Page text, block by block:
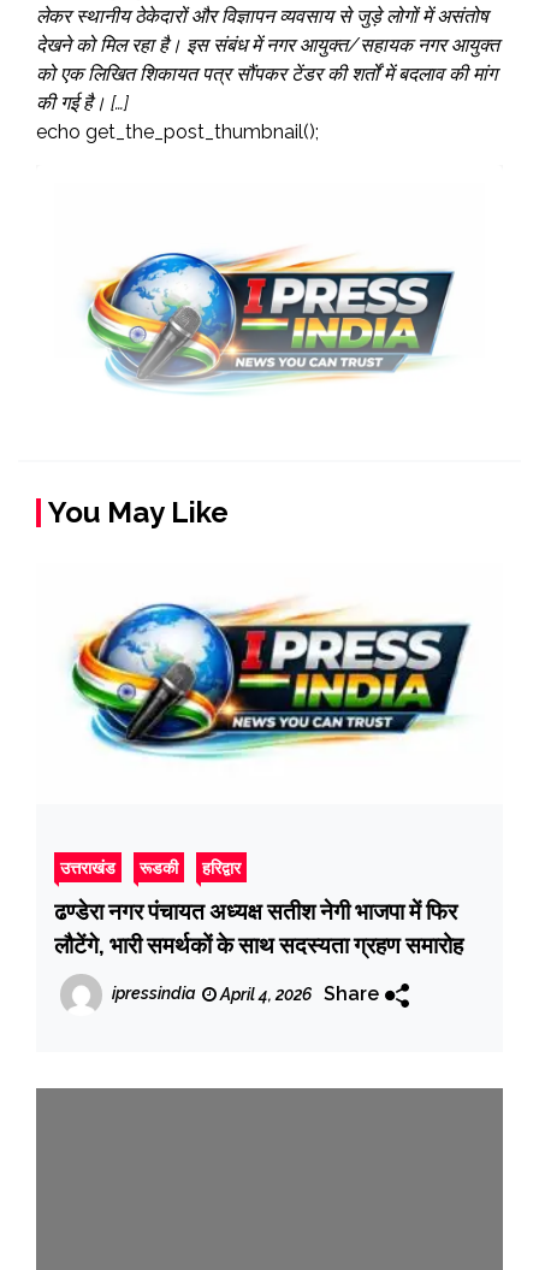
लेकर स्थानीय ठेकेदारों और विज्ञापन व्यवसाय से जुड़े लोगों में असंतोष
देखने को मिल रहा है। इस संबंध में नगर आयुक्त/सहायक नगर आयुक्त
को एक लिखित शिकायत पत्र सौंपकर टेंडर की शर्तों में बदलाव की मांग
की गई है। […]
echo get_the_post_thumbnail();
You May Like
उत्तराखंड रूडकी हरिद्वार
ढण्डेरा नगर पंचायत अध्यक्ष सतीश नेगी भाजपा में फिर
लौटेंगे, भारी समर्थकों के साथ सदस्यता ग्रहण समारोह
ipressindia April 4, 2026 Share